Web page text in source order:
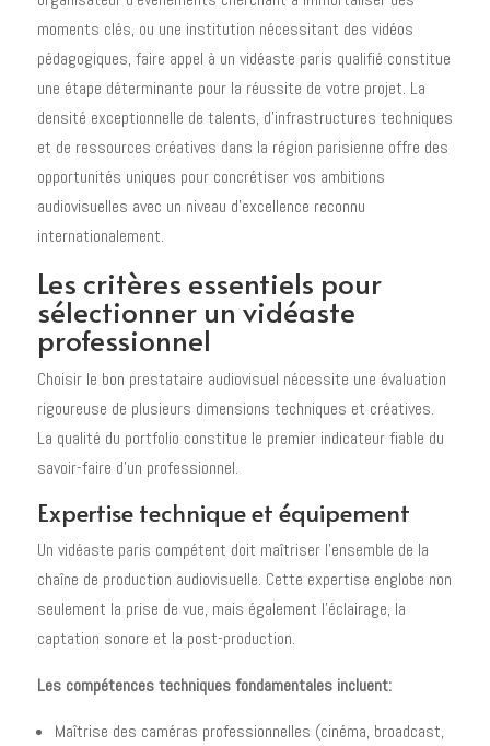
moments clés, ou une institution nécessitant des vidéos
pédagogiques, faire appel à un vidéaste paris qualifié constitue
une étape déterminante pour la réussite de votre projet. La
densité exceptionnelle de talents, d'infrastructures techniques
et de ressources créatives dans la région parisienne offre des
opportunités uniques pour concrétiser vos ambitions
audiovisuelles avec un niveau d'excellence reconnu
internationalement.
Les critères essentiels pour
sélectionner un vidéaste
professionnel
Choisir le bon prestataire audiovisuel nécessite une évaluation
rigoureuse de plusieurs dimensions techniques et créatives.
La qualité du portfolio constitue le premier indicateur fiable du
savoir-faire d'un professionnel.
Expertise technique et équipement
Un vidéaste paris compétent doit maîtriser l'ensemble de la
chaîne de production audiovisuelle. Cette expertise englobe non
seulement la prise de vue, mais également l'éclairage, la
captation sonore et la post-production.
Les compétences techniques fondamentales incluent:
Maîtrise des caméras professionnelles (cinéma, broadcast,